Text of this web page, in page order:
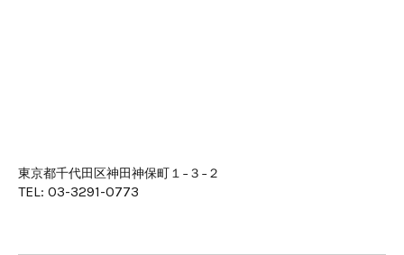
東京都千代田区神田神保町１−３−２
TEL: 03-3291-0773